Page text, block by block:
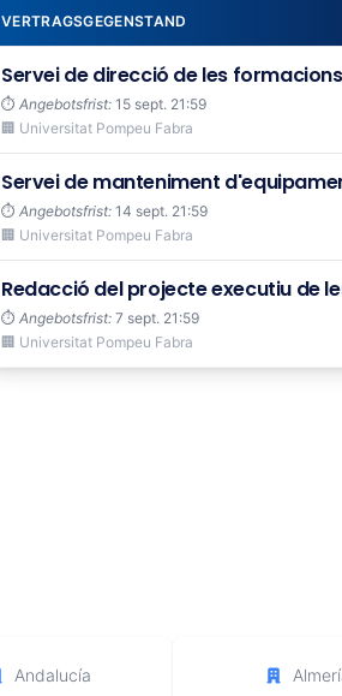
VERTRAGSGEGENSTAND
Servei de direcció de les
⏱️ Angebotsfrist: 15 sept. 21:59
🏢 Universitat Pompeu Fabra
Servei de manteniment
⏱️ Angebotsfrist: 14 sept. 21:59
🏢 Universitat Pompeu Fabra
Redacció del projecte executiu de
⏱️ Angebotsfrist: 7 sept. 21:59
🏢 Universitat Pompeu Fabra
Andalucía